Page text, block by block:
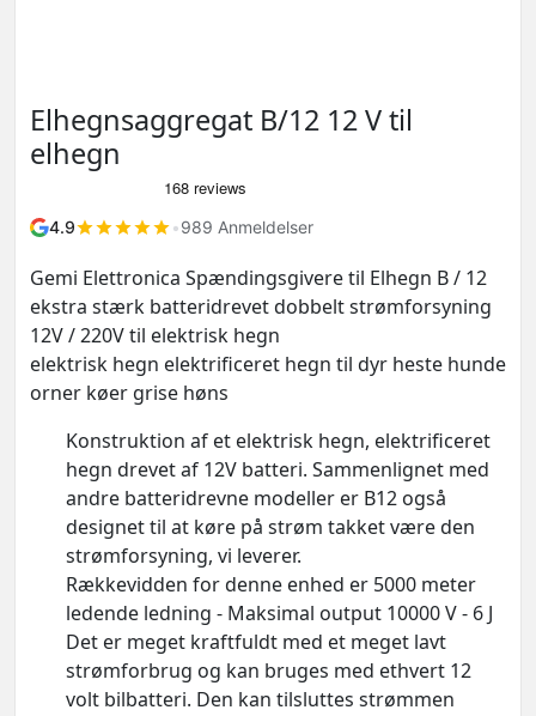
Elhegnsaggregat B/12 12 V til
elhegn
4.9 •989 Anmeldelser
Gemi Elettronica Spændingsgivere til Elhegn B / 12
ekstra stærk batteridrevet dobbelt strømforsyning
12V / 220V til elektrisk hegn
elektrisk hegn elektrificeret hegn til dyr heste hunde
orner køer grise høns
Konstruktion af et elektrisk hegn, elektrificeret
hegn drevet af 12V batteri. Sammenlignet med
andre batteridrevne modeller er B12 også
designet til at køre på strøm takket være den
strømforsyning, vi leverer.
Rækkevidden for denne enhed er 5000 meter
ledende ledning - Maksimal output 10000 V - 6 J
Det er meget kraftfuldt med et meget lavt
strømforbrug og kan bruges med ethvert 12
volt bilbatteri. Den kan tilsluttes strømmen